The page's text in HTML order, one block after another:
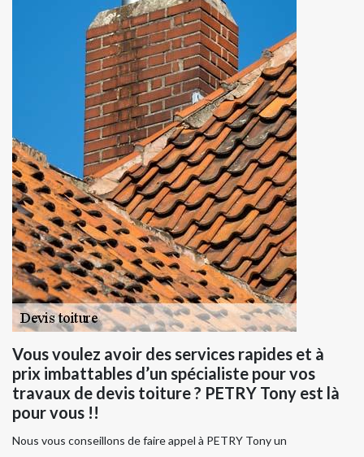
Vous voulez avoir des services rapides et à
prix imbattables d’un spécialiste pour vos
travaux de devis toiture ? PETRY Tony est là
pour vous !!
Nous vous conseillons de faire appel à PETRY Tony un